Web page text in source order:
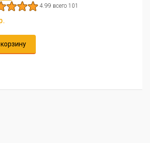
4.99 всего 101